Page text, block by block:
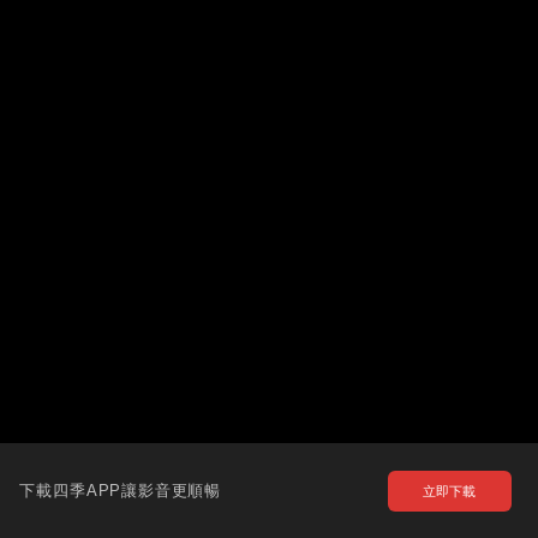
下載四季APP讓影音更順暢 立即下載